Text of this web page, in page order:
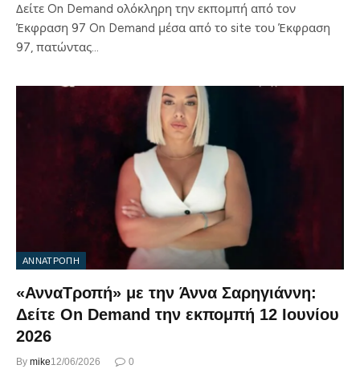
Δείτε On Demand ολόκληρη την εκπομπή από τον
Έκφραση 97 On Demand μέσα από το site του Έκφραση
97, πατώντας…
ΑΝΝΑΤΡΟΠΗ
«ΑνναΤροπή» με την Άννα Σαρηγιάννη:
Δείτε On Demand την εκπομπή 12 Ιουνίου
2026
By mike12/06/2026 0